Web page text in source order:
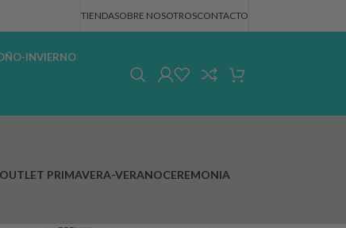
TIENDASOBRE NOSOTROSCONTACTO
INVIERNO
OUTLET PRIMAVERA-VERANOCEREMONIA